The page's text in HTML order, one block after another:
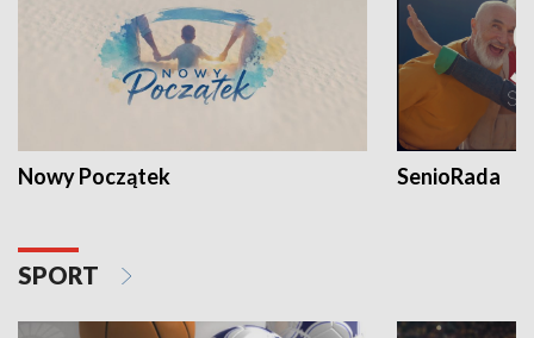
Nowy Początek SenioRada
SPORT